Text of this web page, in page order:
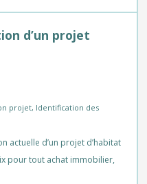
d’un projet
projet, Identification des
actuelle d’un projet d’habitat
pour tout achat immobilier,